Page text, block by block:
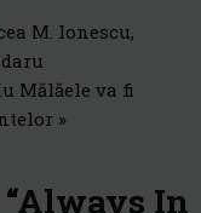
M. Ionescu,
Mălăele va fi
»
In